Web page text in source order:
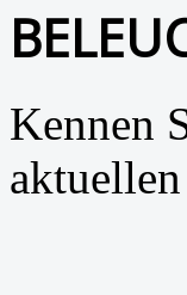
Kennen